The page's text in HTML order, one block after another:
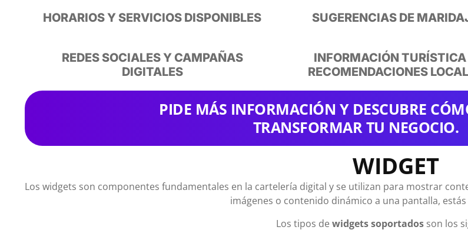
HORARIOS Y SERVICIOS DISPONIBLES SUGERENCIAS DE
REDES SOCIALES Y CAMPAÑAS
DIGITALES
INFORMACIÓN
RECOMENDACIONES
PIDE MÁS INFORMACIÓN Y DESCUBRE
TRANSFORMAR TU NEGOCIO.
WIDGET
Los widgets son componentes fundamentales en la cartelería digital y se utilizan para mostrar
imágenes o contenido dinámico a una pantalla,
Los tipos de widgets soportados son los